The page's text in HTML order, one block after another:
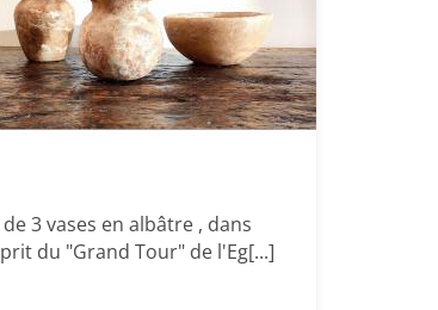
3 vases en albâtre , dans
du "Grand Tour" de l'Eg[...]